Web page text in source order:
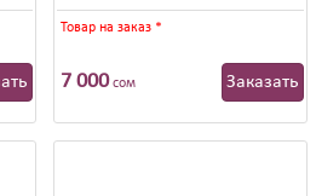
Товар на заказ *
7 000сом Заказать